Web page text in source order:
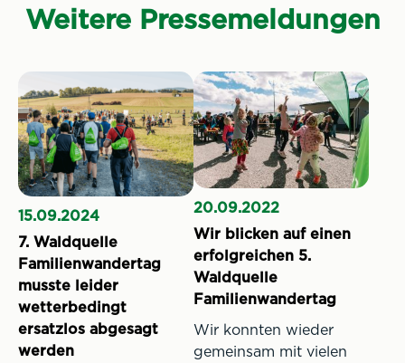
Weitere Pressemeldungen
15.09.2024
7. Waldquelle
Familienwandertag
musste leider
wetterbedingt
ersatzlos abgesagt
werden
20.09.2022
Wir blicken auf einen
erfolgreichen 5.
Waldquelle
Familienwandertag
Wir konnten wieder
gemeinsam mit vielen